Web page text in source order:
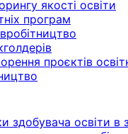
якості освіти
програм
проєктів
здобувача освіти в